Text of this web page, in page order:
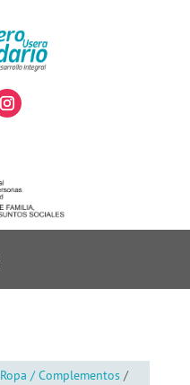
Ropa / Complementos/